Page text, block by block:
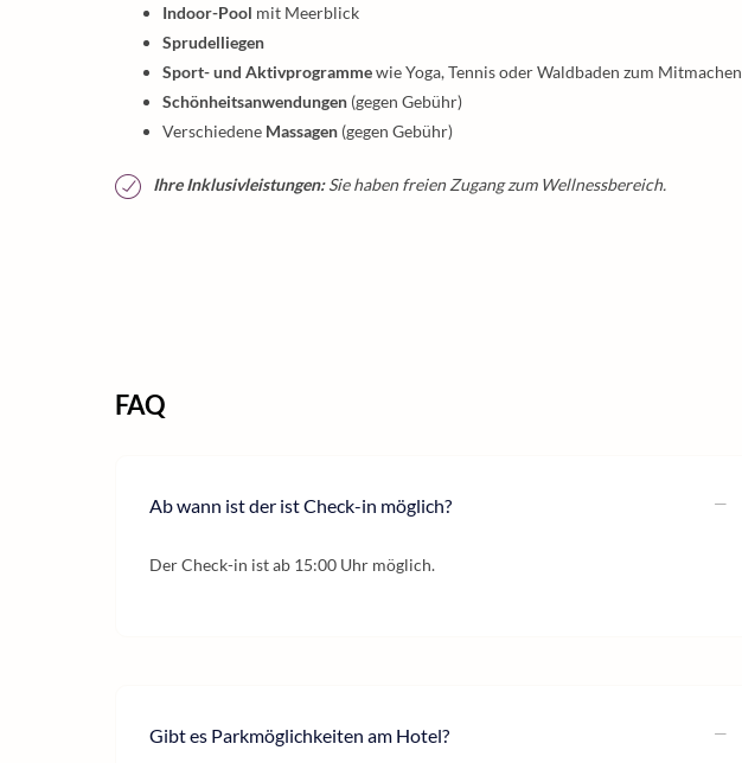
Indoor-Pool mit Meerblick
Sprudelliegen
Sport- und Aktivprogrammewie Yoga, Tennis oder Waldbaden zum Mitmachen
Schönheitsanwendungen (gegen Gebühr)
Verschiedene Massagen (gegen Gebühr)
Ihre Inklusivleistungen:Sie haben freien Zugang zum Wellnessbereich.
FAQ
Ab wann ist der ist Check-in möglich?
Der Check-in ist ab 15:00 Uhr möglich.
Gibt es Parkmöglichkeiten am Hotel?